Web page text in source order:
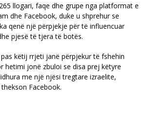
llogari, faqe dhe grupe nga platformat e
dhe Facebook, duke u shprehur se
qenë një përpjekje për të influencuar
pjesë të tjera të botës.
këtij rrjeti janë përpjekur të fshehin
hetimi jonë zbuloi se disa prej këtyre
me një njësi tregtare izraelite,
Facebook.